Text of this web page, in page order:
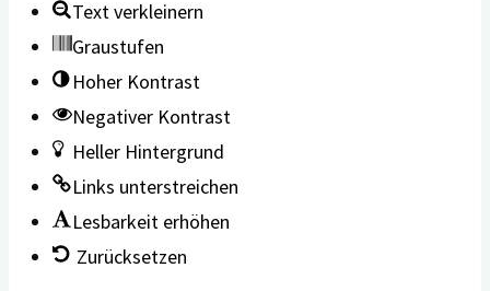
Text verkleinern
Graustufen
Hoher Kontrast
Negativer Kontrast
Heller Hintergrund
Links unterstreichen
Lesbarkeit erhöhen
Zurücksetzen